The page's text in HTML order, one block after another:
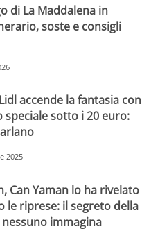
di La Maddalena in
soste e consigli
accende la fantasia con
speciale sotto i 20 euro:
2025
Can Yaman lo ha rivelato
le riprese: il segreto della
immagina